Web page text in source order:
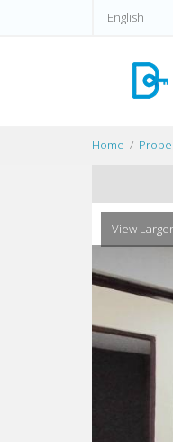
English
Home
View Larger